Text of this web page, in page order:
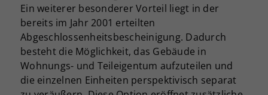
Ein weiterer besonderer Vorteil liegt in der
bereits im Jahr 2001 erteilten
Abgeschlossenheitsbescheinigung. Dadurch
besteht die Möglichkeit, das Gebäude in
Wohnungs- und Teileigentum aufzuteilen und
die einzelnen Einheiten perspektivisch separat